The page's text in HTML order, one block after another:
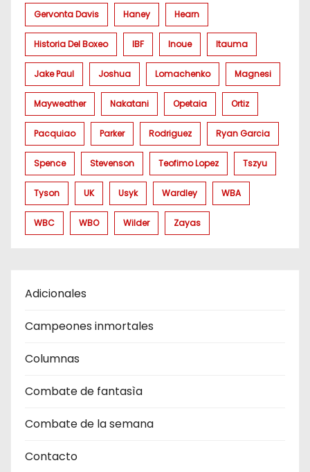
Gervonta Davis Haney Hearn
Historia Del Boxeo IBF Inoue Itauma
Jake Paul Joshua Lomachenko Magnesi
Mayweather Nakatani Opetaia Ortiz
Pacquiao Parker Rodriguez Ryan Garcia
Spence Stevenson Teofimo Lopez Tszyu
Tyson UK Usyk Wardley WBA
WBC WBO Wilder Zayas
Adicionales
Campeones inmortales
Columnas
Combate de fantasìa
Combate de la semana
Contacto